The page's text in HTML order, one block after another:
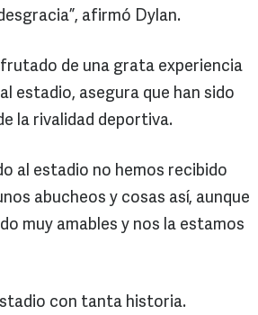
afirmó Dylan.
de una grata experiencia
estadio, asegura que han sido
la rivalidad deportiva.
al estadio no hemos recibido
abucheos y cosas así, aunque
muy amables y nos la estamos
con tanta historia.